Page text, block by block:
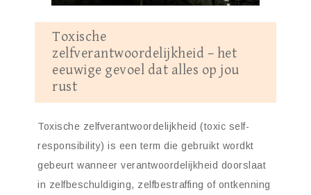
Toxische
zelfverantwoordelijkheid – het
eeuwige gevoel dat alles op jou
rust
Toxische zelfverantwoordelijkheid (toxic self-
responsibility) is een term die gebruikt wordkt
gebeurt wanneer verantwoordelijkheid doorslaat
in zelfbeschuldiging, zelfbestraffing of ontkenning